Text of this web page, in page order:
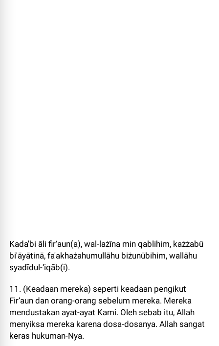
Kada'bi āli fir‘aun(a), wal-lażīna min qablihim, każżabū
bi'āyātinā, fa'akhażahumullāhu biżunūbihim, wallāhu
syadīdul-‘iqāb(i).
11. (Keadaan mereka) seperti keadaan pengikut
Fir‘aun dan orang-orang sebelum mereka. Mereka
mendustakan ayat-ayat Kami. Oleh sebab itu, Allah
menyiksa mereka karena dosa-dosanya. Allah sangat
keras hukuman-Nya.